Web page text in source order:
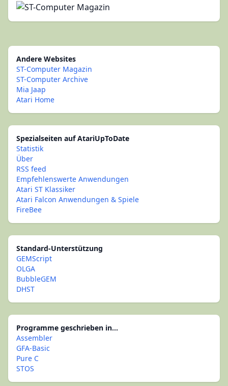
Andere Websites
ST-Computer Magazin
ST-Computer Archive
Mia Jaap
Atari Home
Spezialseiten auf AtariUpToDate
Statistik
Über
RSS feed
Empfehlenswerte Anwendungen
Atari ST Klassiker
Atari Falcon Anwendungen & Spiele
FireBee
Standard-Unterstützung
GEMScript
OLGA
BubbleGEM
DHST
Programme geschrieben in...
Assembler
GFA-Basic
Pure C
STOS